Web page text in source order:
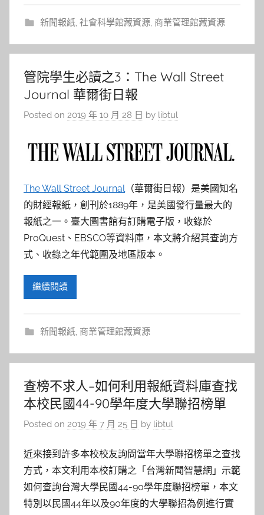
新聞報紙, 社會科學館藏資源, 商業管理館藏資源
管院學生必讀之3：The Wall Street
Journal 華爾街日報
Posted on 2019 年 10 月 28 日 by libtul
The Wall Street Journal（華爾街日報）是美國知名
的財經報紙，創刊於1889年，是美國發行量最大的
報紙之一。臺大圖書館有訂購電子版，收錄於
ProQuest、EBSCO等資料庫，本文將介紹其查詢方
式、收錄之年代範圍及地區版本。
繼續閱讀
新聞報紙, 商業管理館藏資源
查榜不求人–如何利用報紙資料庫查找
本校民國44-90學年度大學聯招榜單
Posted on 2019 年 7 月 25 日 by libtul
近來接到許多本校校友詢問當年大學聯招榜單之查找
方式，本文利用本校訂購之「台灣新聞智慧網」示範
如何查詢台灣大學民國44-90學年度聯招榜單，本文
特別以民國44年以及90年度的大學聯招為例進行實